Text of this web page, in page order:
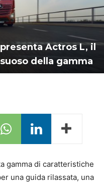
Actros L, il
della gamma
gamma di caratteristiche
una guida rilassata, una